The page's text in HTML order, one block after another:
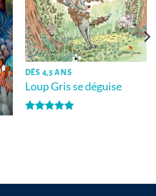
DÈS 4,5 ANS
Loup Gris se déguise